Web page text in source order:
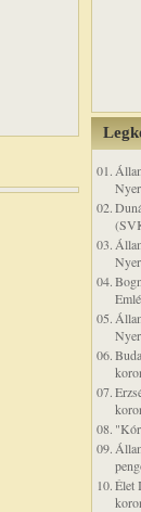
01.
02.
03.
04.
05.
06.
07.
08.
09.
10.Élet